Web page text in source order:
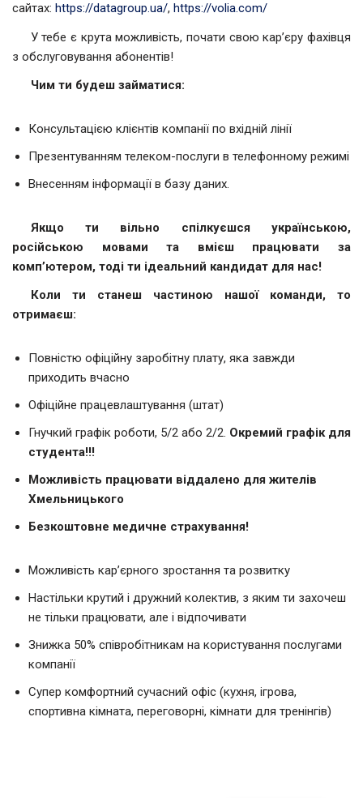
сайтах: https://datagroup.ua/, https://volia.com/
У тебе є крута можливість, почати свою кар’єру фахівця
з обслуговування абонентів!
Чим ти будеш займатися:
Консультацією клієнтів компанії по вхідній лінії
Презентуванням телеком-послуги в телефонному режимі
Внесенням інформації в базу даних.
Якщо ти вільно спілкуєшся українською,
російською мовами та вмієш працювати за
комп’ютером, тоді ти ідеальний кандидат для нас!
Коли ти станеш частиною нашої команди, то
отримаєш:
Повністю офіційну заробітну плату, яка завжди
приходить вчасно
Офіційне працевлаштування (штат)
Гнучкий графік роботи, 5/2 або 2/2. Окремий графік для
студента!!!
Можливість працювати віддалено для жителів
Хмельницького
Безкоштовне медичне страхування!
Можливість кар’єрного зростання та розвитку
Настільки крутий і дружний колектив, з яким ти захочеш
не тільки працювати, але і відпочивати
Знижка 50% співробітникам на користування послугами
компанії
Супер комфортний сучасний офіс (кухня, ігрова,
спортивна кімната, переговорні, кімнати для тренінгів)